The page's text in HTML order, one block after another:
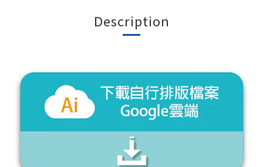
Description